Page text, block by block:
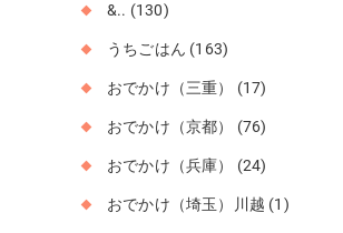
&.. (130)
うちごはん (163)
おでかけ（三重） (17)
おでかけ（京都） (76)
おでかけ（兵庫） (24)
おでかけ（埼玉）川越 (1)